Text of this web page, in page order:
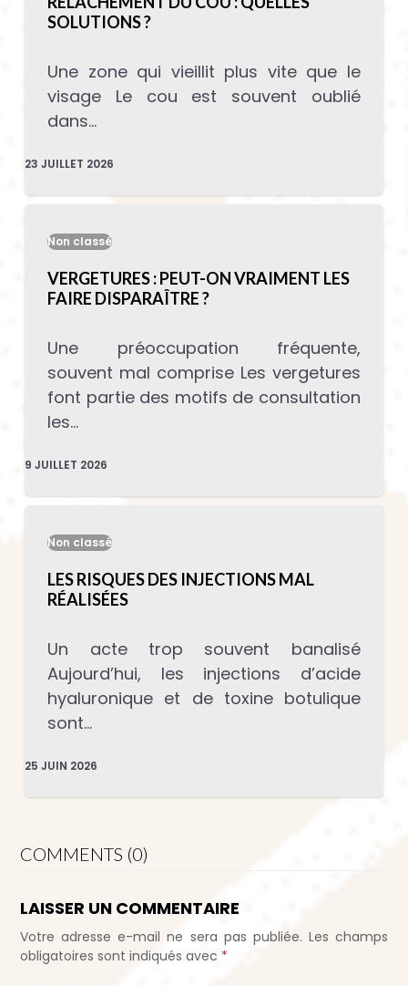
SOLUTIONS ?
Une zone qui vieillit plus vite que le
visage Le cou est souvent oublié
dans…
23 JUILLET 2026
Non classé
VERGETURES : PEUT-ON VRAIMENT LES
FAIRE DISPARAÎTRE ?
Une préoccupation fréquente,
souvent mal comprise Les vergetures
font partie des motifs de consultation
les…
9 JUILLET 2026
Non classé
LES RISQUES DES INJECTIONS MAL
RÉALISÉES
Un acte trop souvent banalisé
Aujourd’hui, les injections d’acide
hyaluronique et de toxine botulique
sont…
25 JUIN 2026
COMMENTS (0)
LAISSER UN COMMENTAIRE
Votre adresse e-mail ne sera pas publiée. Les champs
obligatoires sont indiqués avec *